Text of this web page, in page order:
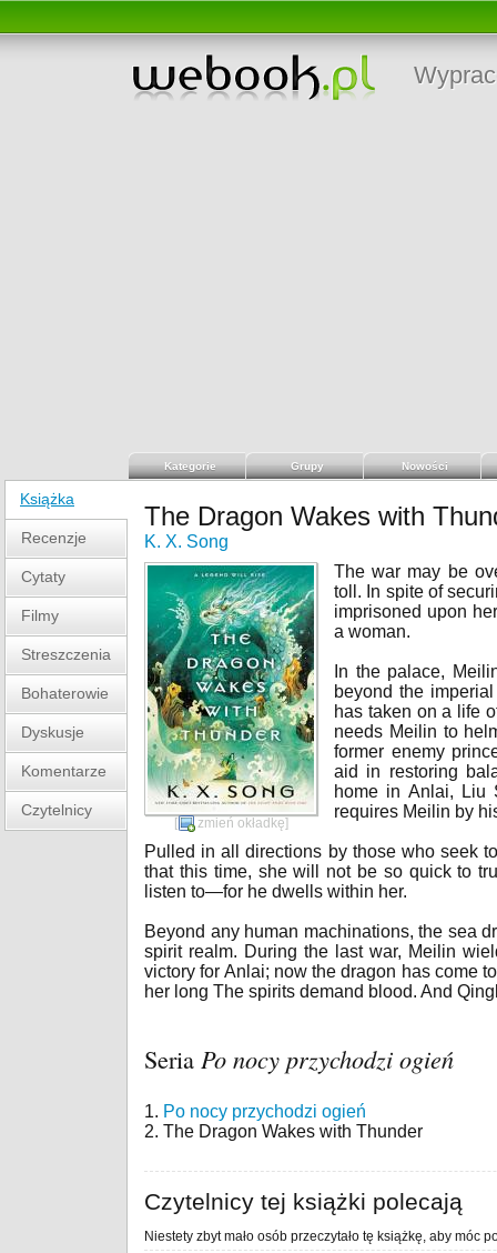
Kategorie Grupy Nowości
Książka
Recenzje
Cytaty
Filmy
Streszczenia
Bohaterowie
Dyskusje
Komentarze
Czytelnicy
The Dragon Wakes with
K. X. Song
[ zmień okładkę]
The war may be
toll. In spite of
imprisoned upon
a woman.
In the palace,
beyond the
has taken on a life
needs Meilin to
former enemy
aid in restoring
home in Anlai, Liu
requires Meilin by
Pulled in all directions by those who seek
that this time, she will not be so quick to
listen to—for he dwells within her.
Beyond any human machinations, the sea
spirit realm. During the last war, Meilin
victory for Anlai; now the dragon has come
her long The spirits demand blood. And
Seria Po nocy przychodzi ogień
1. Po nocy przychodzi ogień
2. The Dragon Wakes with Thunder
Czytelnicy tej książki polecają
Niestety zbyt mało osób przeczytało tę książkę, aby móc